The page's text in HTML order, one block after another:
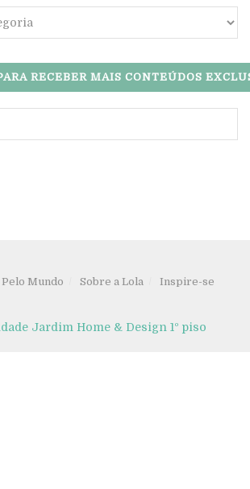
RECEBER MAIS CONTEÚDOS
Pelo Mundo Sobre a Lola Inspire-se
Jardim Home & Design 1º piso